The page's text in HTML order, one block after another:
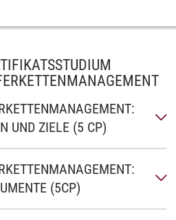
UND ZIELE (5 CP)
(5CP)